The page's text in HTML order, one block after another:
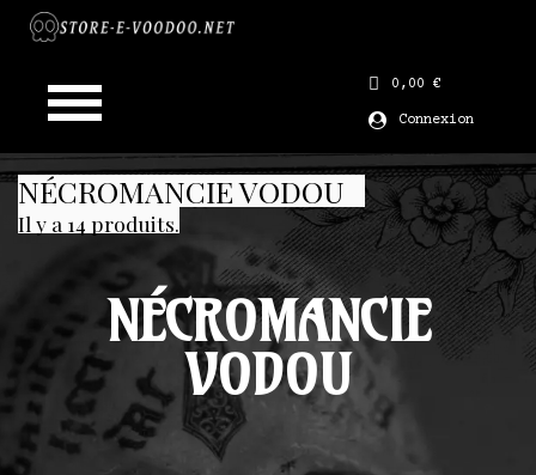
0,00 €
Connexion
NÉCROMANCIE VODOU
Il y a 14 produits.
NÉCROMANCIE
VODOU